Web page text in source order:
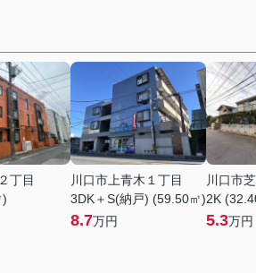
丁目
)
川口市上青木１丁目
3DK＋S(納戸) (59.50㎡)
8.7万円
川口市
2K
5.3万円